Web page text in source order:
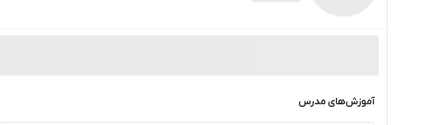
آموزش‌های مدرس